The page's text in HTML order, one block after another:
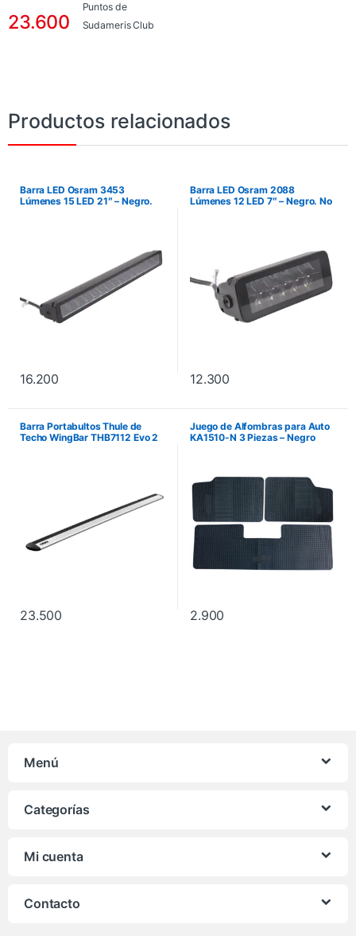
23.600
Puntos de
Sudameris Club
Productos relacionados
Barra LED Osram 3453
Lúmenes 15 LED 21″ – Negro.
16.200
Barra LED Osram 2088
Lúmenes 12 LED 7″ – Negro. No
12.300
Barra Portabultos Thule de
Techo WingBar THB7112 Evo 2
23.500
Juego de Alfombras para Auto
KA1510-N 3 Piezas – Negro
2.900
Menú
Categorías
Mi cuenta
Contacto